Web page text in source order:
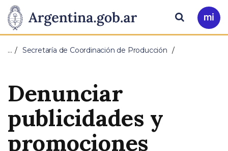
Presidencia
de
Nación
Pasar al contenido principal
Ir
a
Buscar
… Secretaría de Coordinación de Producción
Denunciar
publicidades y
promociones